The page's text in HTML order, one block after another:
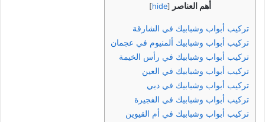
أهم العناصر [
hide
]
تركيب أبواب وشبابيك في الشارقة
تركيب أبواب وشبابيك ألمنيوم في عجمان
تركيب أبواب وشبابيك في رأس الخيمة
تركيب أبواب وشبابيك في العين
تركيب أبواب وشبابيك في دبي
تركيب أبواب وشبابيك في الفجيرة
تركيب أبواب وشبابيك في أم القيوين